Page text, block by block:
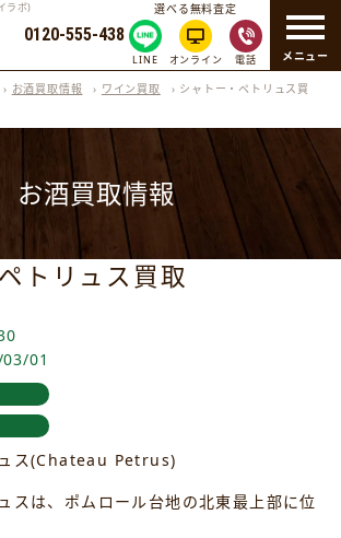
メニュー
ラボ)
0120-555-438
選べる無料査定
LINE オンライン 電話
› お酒買取情報 › ワイン買取 › シャトー・ペトリュス買
お酒買取情報
トリュス買取
01
ス(Chateau Petrus)
スは、ポムロール台地の北東最上部に位